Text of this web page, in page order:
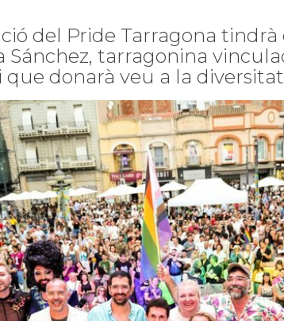
del Pride Tarragona
Sánchez, tarragonina
que donarà veu a la